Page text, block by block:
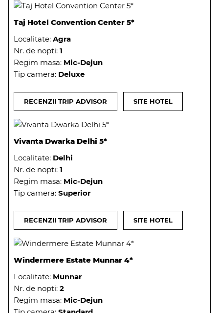
Taj Hotel Convention Center 5*
Localitate: Agra
Nr. de nopti: 1
Regim masa: Mic-Dejun
Tip camera: Deluxe
RECENZII TRIP ADVISOR SITE HOTEL
Vivanta Dwarka Delhi 5*
Localitate: Delhi
Nr. de nopti: 1
Regim masa: Mic-Dejun
Tip camera: Superior
RECENZII TRIP ADVISOR SITE HOTEL
Windermere Estate Munnar 4*
Localitate: Munnar
Nr. de nopti: 2
Regim masa: Mic-Dejun